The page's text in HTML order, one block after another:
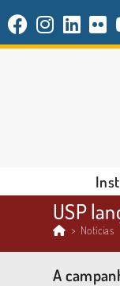
USP
> Notícias
A